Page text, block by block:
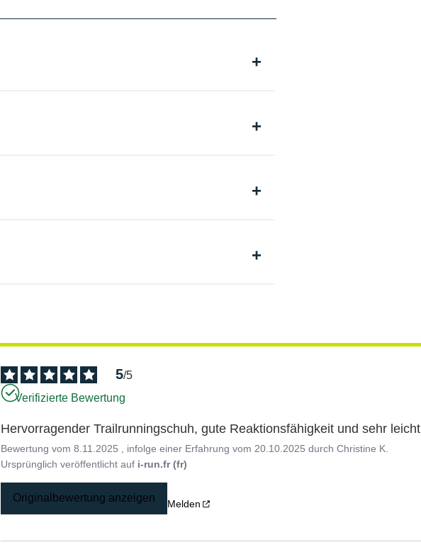
5/5
Verifizierte Bewertung
Hervorragender Trailrunningschuh, gute Reaktionsfähigkeit und sehr leicht
Bewertung vom8.11.2025 , infolge einer Erfahrung vom 20.10.2025 durchChristine K.
Ursprünglich veröffentlicht auf i-run.fr (fr)
Originalbewertung anzeigen Melden